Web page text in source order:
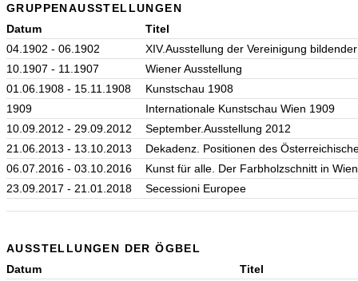
GRUPPENAUSSTELLUNGEN
Datum
Titel
04.1902 - 06.1902
XIV.Ausstellung der Vereinigung
10.1907 - 11.1907
Wiener Ausstellung
01.06.1908 - 15.11.1908
Kunstschau 1908
1909
Internationale Kunstschau Wien 1909
10.09.2012 - 29.09.2012
September.Ausstellung 2012
21.06.2013 - 13.10.2013
Dekadenz. Positionen des
06.07.2016 - 03.10.2016
Kunst für alle. Der Farbholzschnitt in
23.09.2017 - 21.01.2018
Secessioni Europee
AUSSTELLUNGEN DER ÖGBEL
Datum
Titel